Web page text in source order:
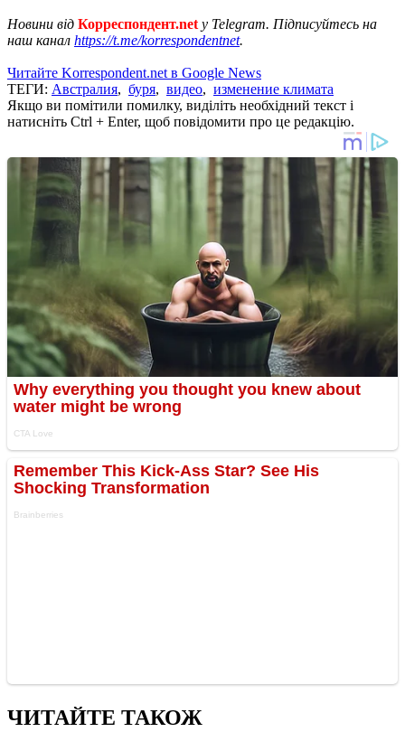
Новини від Корреспондент.net у Telegram. Підписуйтесь на
наш канал https://t.me/korrespondentnet.
Читайте Korrespondent.net в Google News
ТЕГИ: Австралия, буря, видео, изменение климата
Якщо ви помітили помилку, виділіть необхідний текст і
натисніть Ctrl + Enter, щоб повідомити про це редакцію.
ЧИТАЙТЕ ТАКОЖ